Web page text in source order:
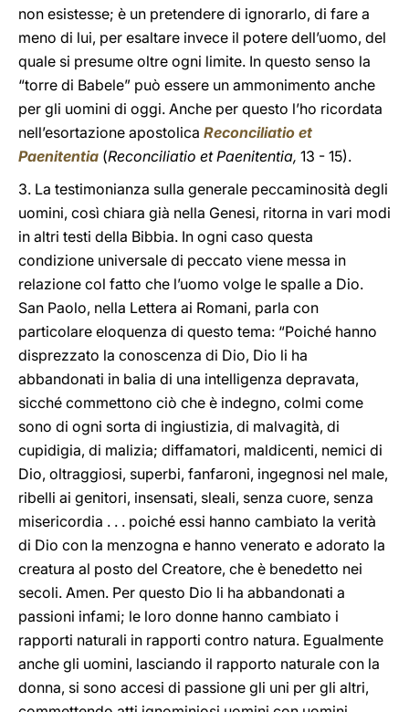
non esistesse; è un pretendere di ignorarlo, di fare a
meno di lui, per esaltare invece il potere dell’uomo, del
quale si presume oltre ogni limite. In questo senso la
“torre di Babele” può essere un ammonimento anche
per gli uomini di oggi. Anche per questo l’ho ricordata
nell’esortazione apostolica Reconciliatio et
Paenitentia (Reconciliatio et Paenitentia, 13 - 15).
3. La testimonianza sulla generale peccaminosità degli
uomini, così chiara già nella Genesi, ritorna in vari modi
in altri testi della Bibbia. In ogni caso questa
condizione universale di peccato viene messa in
relazione col fatto che l’uomo volge le spalle a Dio.
San Paolo, nella Lettera ai Romani, parla con
particolare eloquenza di questo tema: “Poiché hanno
disprezzato la conoscenza di Dio, Dio li ha
abbandonati in balia di una intelligenza depravata,
sicché commettono ciò che è indegno, colmi come
sono di ogni sorta di ingiustizia, di malvagità, di
cupidigia, di malizia; diffamatori, maldicenti, nemici di
Dio, oltraggiosi, superbi, fanfaroni, ingegnosi nel male,
ribelli ai genitori, insensati, sleali, senza cuore, senza
misericordia . . . poiché essi hanno cambiato la verità
di Dio con la menzogna e hanno venerato e adorato la
creatura al posto del Creatore, che è benedetto nei
secoli. Amen. Per questo Dio li ha abbandonati a
passioni infami; le loro donne hanno cambiato i
rapporti naturali in rapporti contro natura. Egualmente
anche gli uomini, lasciando il rapporto naturale con la
donna, si sono accesi di passione gli uni per gli altri,